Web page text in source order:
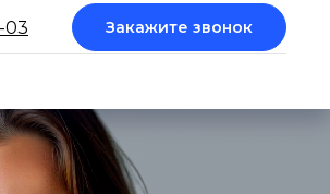
03 Закажите звонок